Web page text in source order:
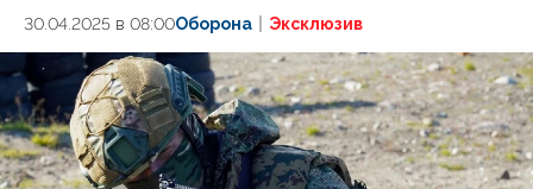
30.04.2025 в 08:00Оборона Эксклюзив